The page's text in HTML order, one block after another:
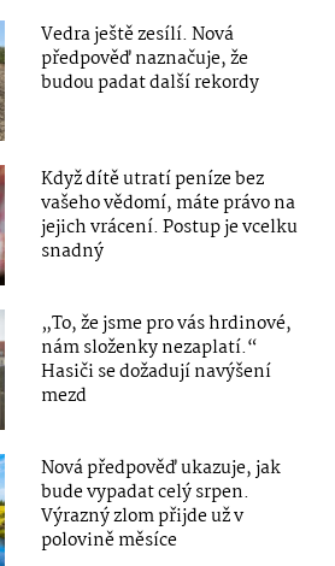
Vedra ještě zesílí. Nová
předpověď naznačuje, že
budou padat další rekordy
Když dítě utratí peníze bez
vašeho vědomí, máte právo na
jejich vrácení. Postup je vcelku
snadný
„To, že jsme pro vás hrdinové,
nám složenky nezaplatí.“
Hasiči se dožadují navýšení
mezd
Nová předpověď ukazuje, jak
bude vypadat celý srpen.
Výrazný zlom přijde už v
polovině měsíce